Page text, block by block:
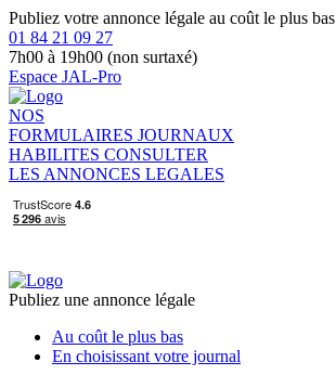
Publiez votre annonce légale au coût le plus bas
01 84 21 09 27
7h00 à 19h00 (non surtaxé)
Espace JAL-Pro
NOS
FORMULAIRES JOURNAUX
HABILITES CONSULTER
LES ANNONCES LEGALES
Publiez une annonce légale
Au coût le plus bas
En choisissant votre journal